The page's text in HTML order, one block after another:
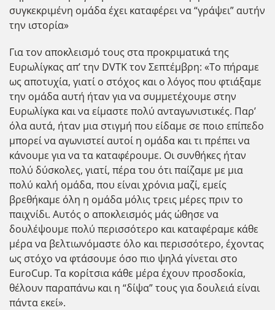
συγκεκριμένη ομάδα έχει καταφέρει να “γράψει” αυτήν
την ιστορία»
Για τον αποκλεισμό τους στα προκριματικά της
Ευρωλίγκας απ’ την DVTK τον Σεπτέμβρη: «Το πήραμε
ως αποτυχία, γιατί ο στόχος και ο λόγος που φτιάξαμε
την ομάδα αυτή ήταν για να συμμετέχουμε στην
Ευρωλίγκα και να είμαστε πολύ ανταγωνιστικές. Παρ’
όλα αυτά, ήταν μια στιγμή που είδαμε σε ποιο επίπεδο
μπορεί να αγωνιστεί αυτοί η ομάδα και τι πρέπει να
κάνουμε για να τα καταφέρουμε. Οι συνθήκες ήταν
πολύ δύσκολες, γιατί, πέρα του ότι παίζαμε με μια
πολύ καλή ομάδα, που είναι χρόνια μαζί, εμείς
βρεθήκαμε όλη η ομάδα μόλις τρεις μέρες πριν το
παιχνίδι. Αυτός ο αποκλεισμός μάς ώθησε να
δουλέψουμε πολύ περισσότερο και καταφέραμε κάθε
μέρα να βελτιωνόμαστε όλο και περισσότερο, έχοντας
ως στόχο να φτάσουμε όσο πιο ψηλά γίνεται στο
EuroCup. Τα κορίτσια κάθε μέρα έχουν προσδοκία,
θέλουν παραπάνω και η “δίψα” τους για δουλειά είναι
πάντα εκεί».